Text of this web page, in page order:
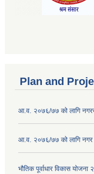
Plan and
आ.व. २०७६/७७ को लागि
आ.व. २०७६/७७ को लागि नगर
भौतिक पूर्वाधार विकास